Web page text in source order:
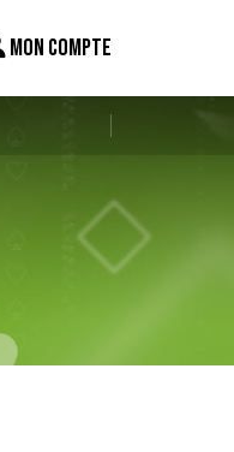
MON COMPTE